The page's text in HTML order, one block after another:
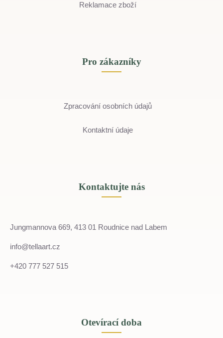
Reklamace zboží
Pro zákazníky
Zpracování osobních údajů
Kontaktní údaje
Kontaktujte nás
Jungmannova 669, 413 01 Roudnice nad Labem
info@tellaart.cz
+420 777 527 515
Otevírací doba